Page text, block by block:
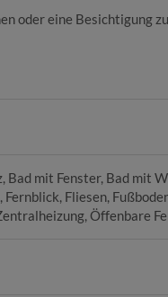
oder eine Besichtigung
Bad mit Fenster Bad mit
Fernblick Fliesen
Öffenbare